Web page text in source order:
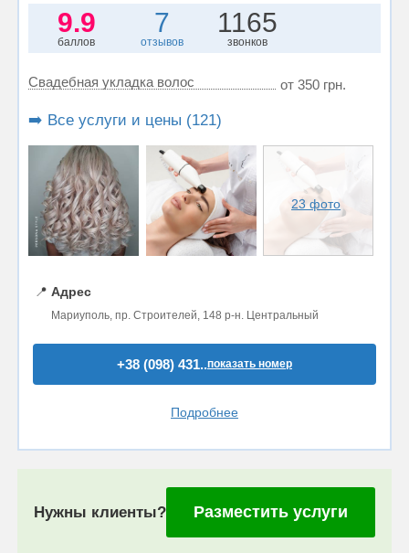
9.9
баллов
7
отзывов
1165
звонков
Свадебная укладка волос от 350 грн.
➡️ Все услуги и цены (121)
23 фото
📍 Адрес
Мариуполь, пр. Строителей, 148 р-н. Центральный
+38 (098) 431..показать номер
Подробнее
Нужны клиенты? Разместить услуги